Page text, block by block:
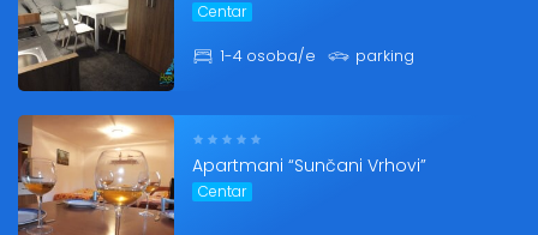
Centar
1-4 osoba/e parking
Apartmani “Sunčani Vrhovi”
Centar